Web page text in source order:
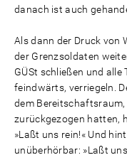
danach ist auch
Als dann der Druck von
der Grenzsoldaten
GÜSt schließen und
feindwärts, verriegeln.
dem
zurückgezogen hatten,
»Laßt uns rein!« Und
unüberhörbar: »Laßt